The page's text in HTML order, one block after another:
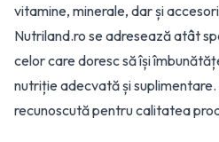
vitamine, minerale, dar și
Nutriland.ro se adresează atât
celor care doresc să își
nutriție adecvată și
recunoscută pentru calitatea